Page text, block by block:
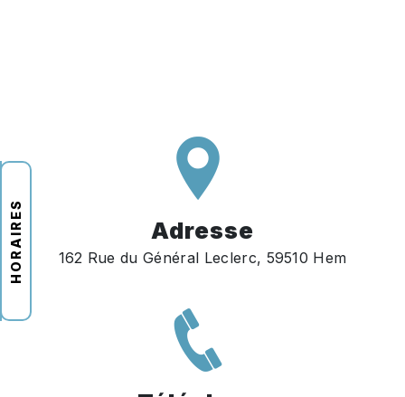
HORAIRES Adresse
162 Rue du Général Leclerc, 59510 Hem